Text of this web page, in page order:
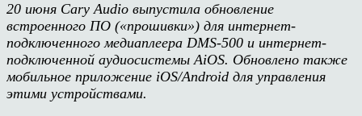
20 июня Cary Audio выпустила обновление
встроенного ПО («прошивки») для интернет-
подключенного медиаплеера DMS-500 и интернет-
подключенной аудиосистемы AiOS. Обновлено также
мобильное приложение iOS/Android для управления
этими устройствами.